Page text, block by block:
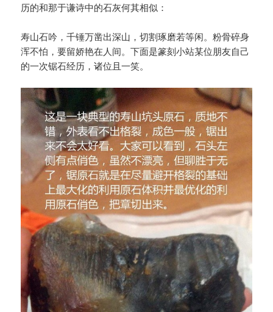
历的和那于谦诗中的石灰何其相似：
寿山石吟，千锤万凿出深山，切割琢磨若等闲。粉骨碎身
浑不怕，要留娇艳在人间。下面是篆刻小站某位朋友自己
的一次锯石经历，诸位且一笑。